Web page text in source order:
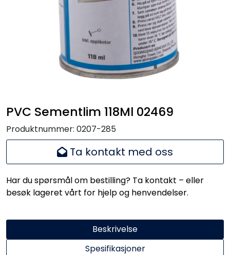
PVC Sementlim 118Ml 02469
Produktnummer: 0207-285
Ta kontakt med oss
Har du spørsmål om bestilling? Ta kontakt – eller
besøk lageret vårt for hjelp og henvendelser.
Beskrivelse
Spesifikasjoner
Kunngjøringer!